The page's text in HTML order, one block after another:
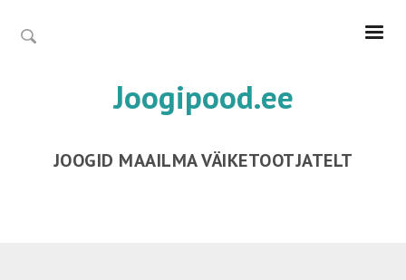
Joogipood.ee
JOOGID MAAILMA VÄIKETOOTJATELT